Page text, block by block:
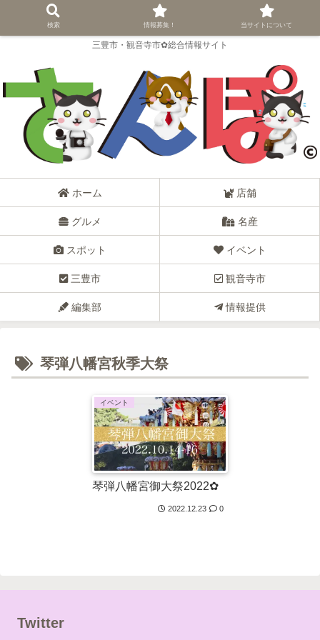
三豊市・観音寺市✿総合情報サイト
ホーム 店舗
グルメ 名産
スポット イベント
三豊市 観音寺市
編集部 情報提供
琴弾八幡宮秋季大祭
イベント
琴弾八幡宮御大祭2022✿
2022.12.23 0
Twitter
検索 情報募集！ 当サイトについて